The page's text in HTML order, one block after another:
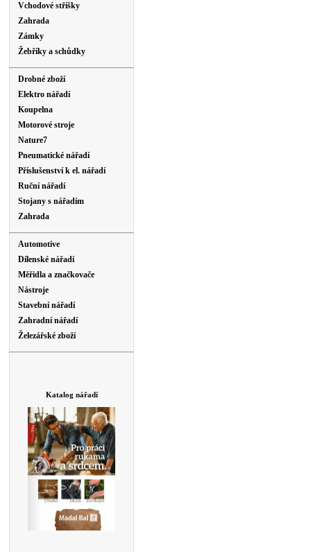
Vchodové stříšky
Zahrada
Zámky
Žebříky a schůdky
Drobné zboží
Elektro nářadí
Koupelna
Motorové stroje
Nature7
Pneumatické nářadí
Příslušenství k el. nářadí
Ruční nářadí
Stojany s nářadím
Zahrada
Automotive
Dílenské nářadí
Měřidla a značkovače
Nástroje
Stavební nářadí
Zahradní nářadí
Železářské zboží
Katalog nářadí